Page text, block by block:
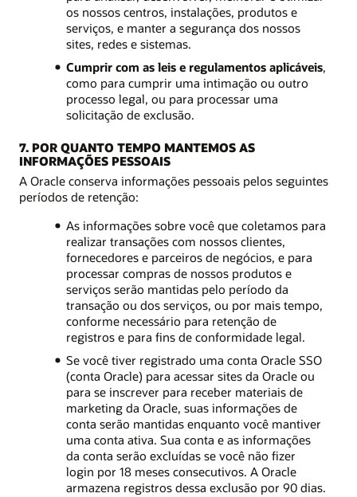
os nossos centros, instalações, produtos e
serviços, e manter a segurança dos nossos
sites, redes e sistemas.
Cumprir com as leis e regulamentos aplicáveis,
como para cumprir uma intimação ou outro
processo legal, ou para processar uma
solicitação de exclusão.
7. POR QUANTO TEMPO MANTEMOS AS
INFORMAÇÕES PESSOAIS
A Oracle conserva informações pessoais pelos seguintes
períodos de retenção:
As informações sobre você que coletamos para
realizar transações com nossos clientes,
fornecedores e parceiros de negócios, e para
processar compras de nossos produtos e
serviços serão mantidas pelo período da
transação ou dos serviços, ou por mais tempo,
conforme necessário para retenção de
registros e para fins de conformidade legal.
Se você tiver registrado uma conta Oracle SSO
(conta Oracle) para acessar sites da Oracle ou
para se inscrever para receber materiais de
marketing da Oracle, suas informações de
conta serão mantidas enquanto você mantiver
uma conta ativa. Sua conta e as informações
da conta serão excluídas se você não fizer
login por 18 meses consecutivos. A Oracle
armazena registros dessa exclusão por 90 dias.